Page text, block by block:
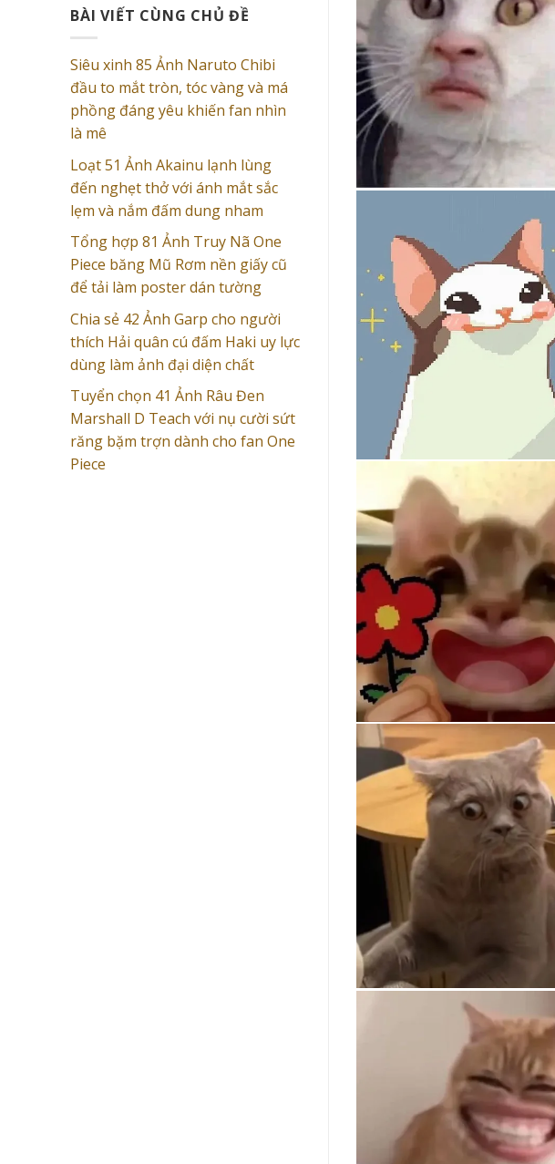
BÀI VIẾT CÙNG CHỦ ĐỀ
Siêu xinh 85 Ảnh Naruto Chibi
đầu to mắt tròn, tóc vàng và má
phồng đáng yêu khiến fan nhìn
là mê
Loạt 51 Ảnh Akainu lạnh lùng
đến nghẹt thở với ánh mắt sắc
lẹm và nắm đấm dung nham
Tổng hợp 81 Ảnh Truy Nã One
Piece băng Mũ Rơm nền giấy cũ
để tải làm poster dán tường
Chia sẻ 42 Ảnh Garp cho người
thích Hải quân cú đấm Haki uy lực
dùng làm ảnh đại diện chất
Tuyển chọn 41 Ảnh Râu Đen
Marshall D Teach với nụ cười sứt
răng bặm trợn dành cho fan One
Piece